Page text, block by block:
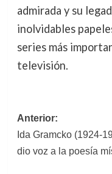
admirada y su
inolvidables
series más
televisión.
Navegación
de
entradas
Anterior:
Ida Gramcko (1924-
dio voz a la poesía